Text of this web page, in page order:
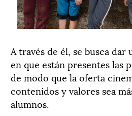
A través de él, se busca
en que están presentes las
de modo que la oferta
contenidos y valores sea
alumnos.